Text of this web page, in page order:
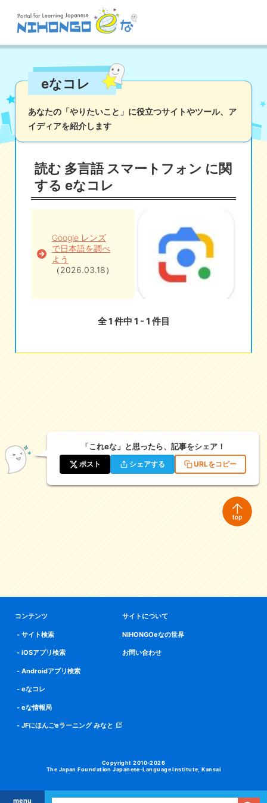
menu
読む 書く 聞く
かな
iOSアプリ検索
eなコレ
eなコレ
あなたの「やりたいこと」に役立つサイトやツール、 ア
イディアを紹介します
読む 多言語 スマートフォン に関
する eなコレ
Google レンズ
で日本語を調べ
よう
（2026.03.18）
全 1 件中 1 - 1 件目
「これeな」と思ったら、記事をシェア！
ポスト シェアする URLをコピー
コンテンツ
サイト検索
iOSアプリ検索
Androidアプリ検索
eなコレ
eな情報局
JFにほんごeラーニング みなと
サイトについて
NIHONGOeなの世界
お問い合わせ
Copyright 2010-2026
The Japan Foundation Japanese-Language Institute, Kansai